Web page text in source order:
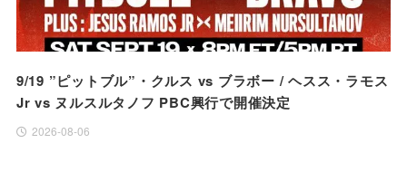
9/19 ”ピットブル”・クルス vs ブラボー / ヘスス・ラモス
Jr vs ヌルスルタノフ PBC興行で開催決定
2026-08-06